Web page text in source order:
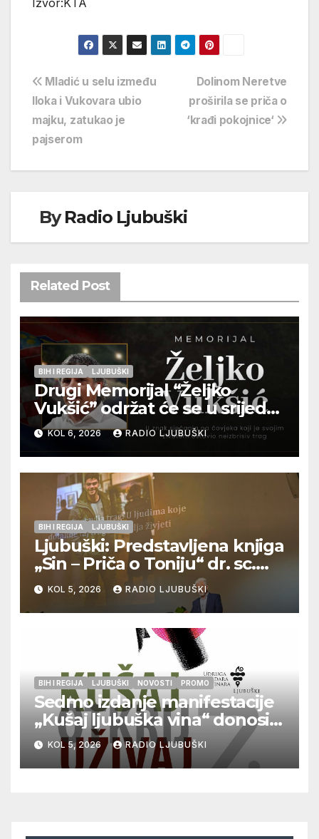
Navigacija
objava
Dolinom Neretve
proširila se priča o
‘krađi pokojnice‘
Mladić u selu između
Iloka i Vukovara ubio
majku, zatukao je
pajserom
ByRadio Ljubuški
Related Post
BIH I REGIJA LJUBUŠKI
Drugi Memorijal “Željko
Vukšić” održat će se u srijedu
12. kolovoza u Otoku
KOL 6, 2026 RADIO LJUBUŠKI
BIH I REGIJA LJUBUŠKI
Ljubuški: Predstavljena knjiga
„Sin – Priča o Toniju“ dr. sc.
Zdenka Hercega
KOL 5, 2026 RADIO LJUBUŠKI
BIH I REGIJA LJUBUŠKI NOVOSTI PROMO
Sedmo izdanje manifestacije
„Kušaj ljubuška vina“ donosi
vrhunska vina, gastronomiju i
glazbu
KOL 5, 2026 RADIO LJUBUŠKI